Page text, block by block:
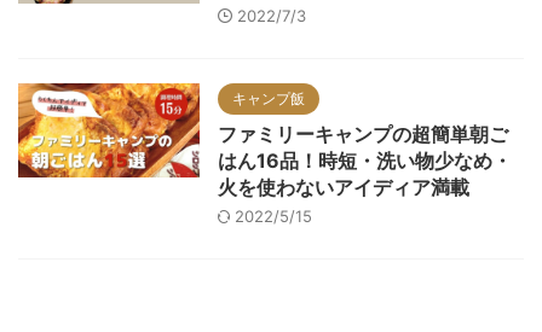
2022/7/3
キャンプ飯
ファミリーキャンプの超簡単朝ご
はん16品！時短・洗い物少なめ・
火を使わないアイディア満載
2022/5/15